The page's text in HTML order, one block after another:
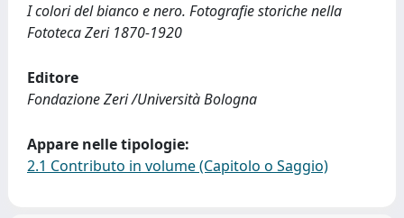
I colori del bianco e nero. Fotografie storiche nella
Fototeca Zeri 1870-1920
Editore
Fondazione Zeri /Università Bologna
Appare nelle tipologie:
2.1 Contributo in volume (Capitolo o Saggio)